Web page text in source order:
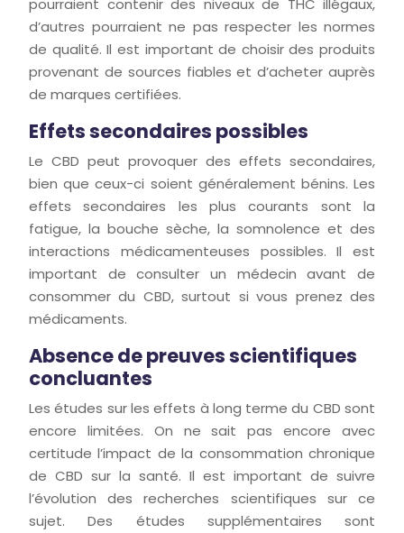
pourraient contenir des niveaux de THC illégaux,
d’autres pourraient ne pas respecter les normes
de qualité. Il est important de choisir des produits
provenant de sources fiables et d’acheter auprès
de marques certifiées.
Effets secondaires possibles
Le CBD peut provoquer des effets secondaires,
bien que ceux-ci soient généralement bénins. Les
effets secondaires les plus courants sont la
fatigue, la bouche sèche, la somnolence et des
interactions médicamenteuses possibles. Il est
important de consulter un médecin avant de
consommer du CBD, surtout si vous prenez des
médicaments.
Absence de preuves scientifiques
concluantes
Les études sur les effets à long terme du CBD sont
encore limitées. On ne sait pas encore avec
certitude l’impact de la consommation chronique
de CBD sur la santé. Il est important de suivre
l’évolution des recherches scientifiques sur ce
sujet. Des études supplémentaires sont